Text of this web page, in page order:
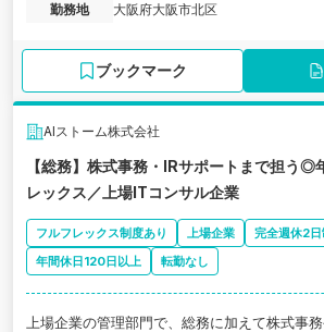
勤務地
大阪府大阪市北区
ブックマーク
AIストーム株式会社
【総務】株式事務・IRサポートまで担う◎
レックス／上場ITコンサル企業
フルフレックス制度あり 上場企業
完全週休2日
年間休日120日以上
転勤なし
上場企業の管理部門で、総務に加えて株式事